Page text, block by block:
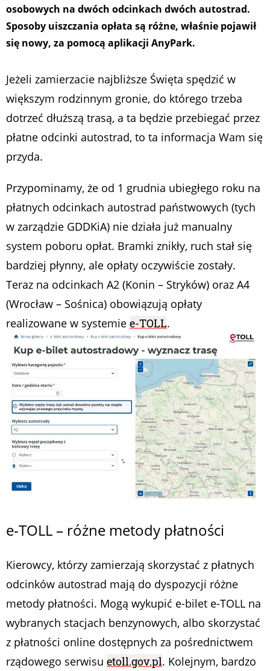
osobowych na dwóch odcinkach dwóch autostrad.
Sposoby uiszczania opłata są różne, właśnie pojawił
się nowy, za pomocą aplikacji AnyPark.
Jeżeli zamierzacie najbliższe Święta spędzić w
większym rodzinnym gronie, do którego trzeba
dotrzeć dłuższą trasą, a ta będzie przebiegać przez
płatne odcinki autostrad, to ta informacja Wam się
przyda.
Przypominamy, że od 1 grudnia ubiegłego roku na
płatnych odcinkach autostrad państwowych (tych
w zarządzie GDDKiA) nie działa już manualny
system poboru opłat. Bramki znikły, ruch stał się
bardziej płynny, ale opłaty oczywiście zostały.
Teraz na odcinkach A2 (Konin – Stryków) oraz A4
(Wrocław – Sośnica) obowiązują opłaty
realizowane w systemie e-TOLL.
e-TOLL – różne metody płatności
Kierowcy, którzy zamierzają skorzystać z płatnych
odcinków autostrad mają do dyspozycji różne
metody płatności. Mogą wykupić e-bilet e-TOLL na
wybranych stacjach benzynowych, albo skorzystać
z płatności online dostępnych za pośrednictwem
rządowego serwisu etoll.gov.pl. Kolejnym, bardzo